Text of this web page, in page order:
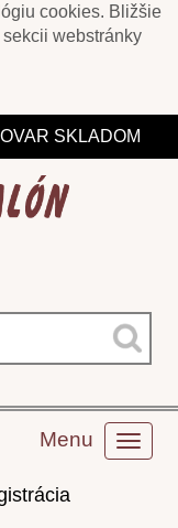
cookies. Bližšie
webstránky
SKLADOM
Menu